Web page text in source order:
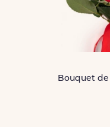
Bouquet